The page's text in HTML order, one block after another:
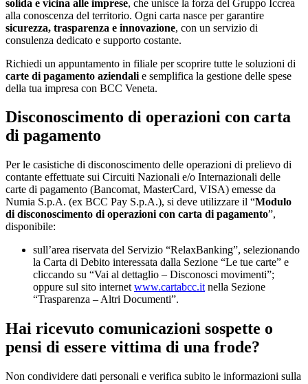
solida e vicina alle imprese, che unisce la forza del Gruppo Iccrea
alla conoscenza del territorio. Ogni carta nasce per garantire
sicurezza, trasparenza e innovazione, con un servizio di
consulenza dedicato e supporto costante.
Richiedi un appuntamento in filiale per scoprire tutte le soluzioni di
carte di pagamento aziendali e semplifica la gestione delle spese
della tua impresa con BCC Veneta.
Disconoscimento di operazioni con carta
di pagamento
Per le casistiche di disconoscimento delle operazioni di prelievo di
contante effettuate sui Circuiti Nazionali e/o Internazionali delle
carte di pagamento (Bancomat, MasterCard, VISA) emesse da
Numia S.p.A. (ex BCC Pay S.p.A.), si deve utilizzare il “Modulo
di disconoscimento di operazioni con carta di pagamento”,
disponibile:
sull’area riservata del Servizio “RelaxBanking”, selezionando
la Carta di Debito interessata dalla Sezione “Le tue carte” e
cliccando su “Vai al dettaglio – Disconosci movimenti”;
oppure sul sito internet www.cartabcc.it nella Sezione
“Trasparenza – Altri Documenti”.
Hai ricevuto comunicazioni sospette o
pensi di essere vittima di una frode?
Non condividere dati personali e verifica subito le informazioni sulla